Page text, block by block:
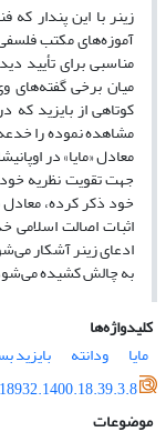
زینر با این پندار
آموزه‌های مکتب
مناسبی برای تأیید
میان برخی گفته‌های
کوتاهی از بایزید که
مشاهده نموده را
معادل «مایا» در
جهت تقویت نظریه خود
خود ذکر کرده، معادل
اثبات اصالت اسلامی
ادعای زینر آشکار
به چالش کشیده
کلیدواژه‌ها
مایا
ودانته بایزید
موضوعات